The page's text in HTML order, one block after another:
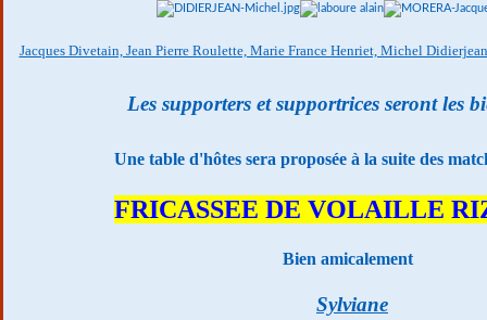
Jacques Divetain, Jean Pierre Roulette, Marie France Henriet, Michel
Les supporters et supportrices seront les
Une table d'hôtes sera proposée à la suite des
FRICASSEE DE VOLAILLE
Bien amicalement
Sylviane